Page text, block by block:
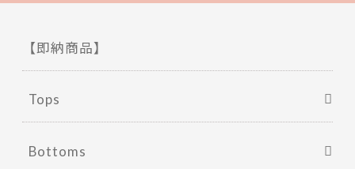
【即納商品】
Tops
Bottoms